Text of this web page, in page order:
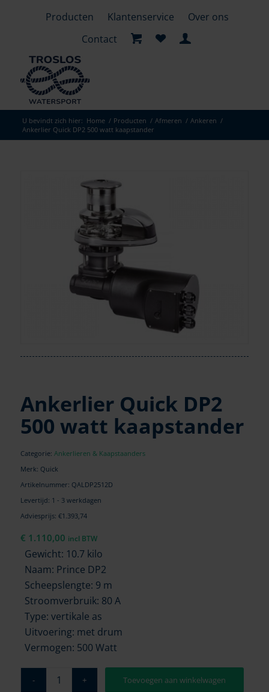
Producten Klantenservice
Over ons
Contact
U bevindt zich hier: Home / Producten / Afmeren / Ankeren /
Ankerlier Quick DP2 500 watt kaapstander
Ankerlier Quick DP2
500 watt kaapstander
Categorie: Ankerlieren & Kaapstaanders
Merk: Quick
Artikelnummer: QALDP2512D
Levertijd: 1 - 3 werkdagen
Adviesprijs: €1.393,74
€ 1.110,00 incl BTW
Gewicht: 10.7 kilo
Naam: Prince DP2
Scheepslengte: 9 m
Stroomverbruik: 80 A
Type: vertikale as
Uitvoering: met drum
Vermogen: 500 Watt
Toevoegen aan winkelwagen